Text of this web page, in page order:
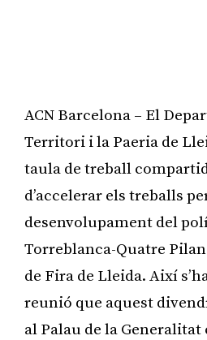
ACN Barcelona – El
Territori i la Paeria de
taula de treball
d’accelerar els treballs
desenvolupament del
Torreblanca-Quatre
de Fira de Lleida. Així
reunió que aquest
al Palau de la